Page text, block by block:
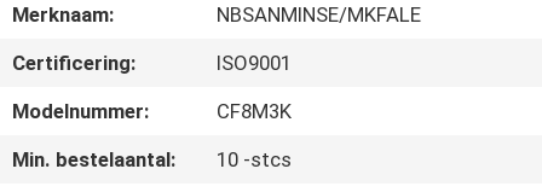
KWALITEITSCONTROLE
CONTACTEER
ONS
Merknaam:
NBSANMINSE/MKFALE
Certificering:
ISO9001
Modelnummer:
CF8M3K
Min. bestelaantal:
10 -stcs